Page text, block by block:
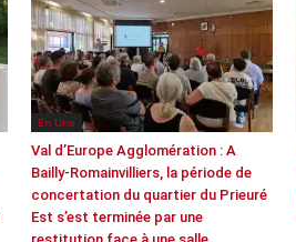
En Une
Val d’Europe Agglomération : A
Bailly-Romainvilliers, la période de
concertation du quartier du Prieuré
Est s’est terminée par une
restitution face à une salle...